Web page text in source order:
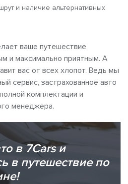
и наличие альтернативных
ваше путешествие
и максимально приятным. А
вас от всех хлопот. Ведь мы
сервис, застрахованное авто
комплектации и
менеджера.
в 7Cars и
в путешествие по